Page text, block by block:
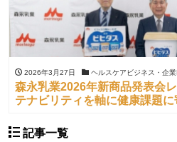
2026年3月27日 ヘルスケアビジネス・企
森永乳業2026年新商品発表会
テナビリティを軸に健康課題
記事一覧